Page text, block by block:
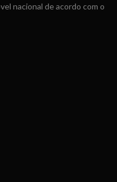
nacional de acordo com o